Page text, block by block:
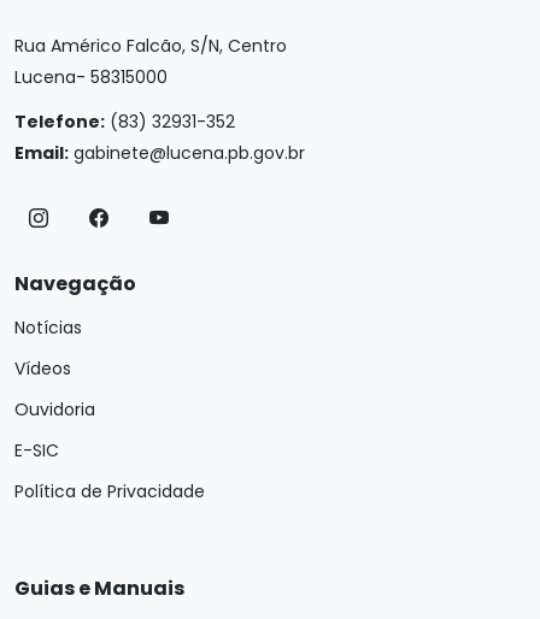
Rua Américo Falcão, S/N, Centro
Lucena- 58315000
Telefone: (83) 32931-352
Email: gabinete@lucena.pb.gov.br
Navegação
Notícias
Vídeos
Ouvidoria
E-SIC
Política de Privacidade
Guias e Manuais